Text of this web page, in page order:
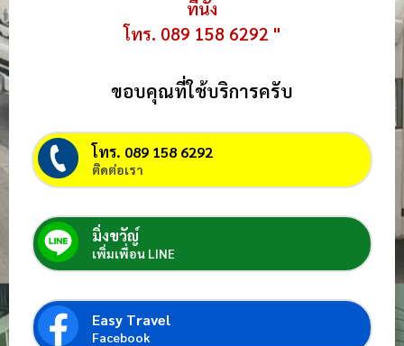
ที่นั่ง
โทร. 089 158 6292 "
ขอบคุณที่ใช้บริการครับ
โทร. 089 158 6292
ติดต่อเรา
มิ่งขวัญ์
เพิ่มเพื่อน LINE
Easy Travel
Facebook